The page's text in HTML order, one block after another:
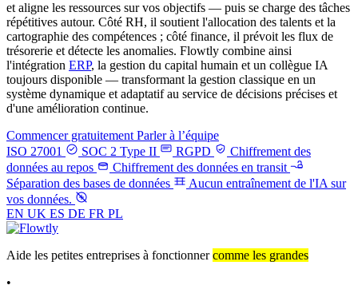
et aligne les ressources sur vos objectifs — puis se charge des tâches
répétitives autour. Côté RH, il soutient l'allocation des talents et la
cartographie des compétences ; côté finance, il prévoit les flux de
trésorerie et détecte les anomalies. Flowtly combine ainsi
l'intégration ERP, la gestion du capital humain et un collègue IA
toujours disponible — transformant la gestion classique en un
système dynamique et adaptatif au service de décisions précises et
d'une amélioration continue.
Commencer gratuitement Parler à l’équipe
ISO 27001
SOC 2 Type II RGPD
Chiffrement des
données au repos
Chiffrement des données en transit
Séparation des bases de données
Aucun entraînement de l'IA sur
vos données.
EN UK ES DE FR PL
Aide les petites entreprises à fonctionnercomme les grandes
•